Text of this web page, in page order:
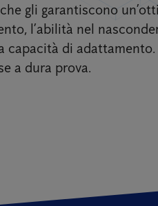
gli garantiscono
l’abilità nel
capacità di
a dura prova.